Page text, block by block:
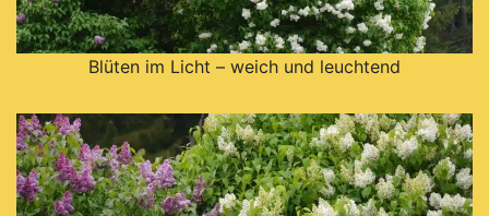
Blüten im Licht – weich und leuchtend